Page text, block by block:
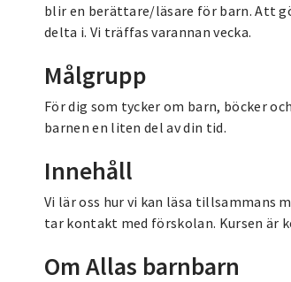
blir en berättare/läsare för barn. Att
delta i. Vi träffas varannan vecka.
Målgrupp
För dig som tycker om barn, böcker
barnen en liten del av din tid.
Innehåll
Vi lär oss hur vi kan läsa tillsammans
tar kontakt med förskolan. Kursen är
Om Allas barnbarn